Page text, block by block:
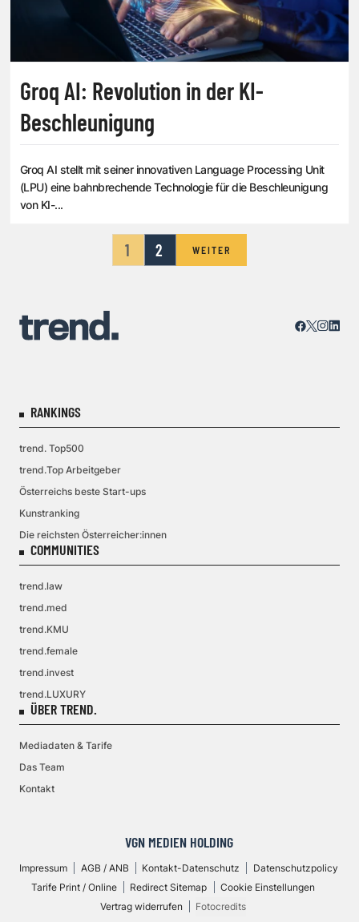
Groq AI: Revolution in der KI-
Beschleunigung
Groq AI stellt mit seiner innovativen Language Processing Unit
(LPU) eine bahnbrechende Technologie für die Beschleunigung
von KI-...
1 2 WEITER
RANKINGS
trend. Top500
trend.Top Arbeitgeber
Österreichs beste Start-ups
Kunstranking
Die reichsten Österreicher:innen
COMMUNITIES
trend.law
trend.med
trend.KMU
trend.female
trend.invest
trend.LUXURY
ÜBER TREND.
Mediadaten & Tarife
Das Team
Kontakt
VGN MEDIEN HOLDING
Impressum AGB / ANB Kontakt-Datenschutz
Datenschutzpolicy
Tarife Print / Online
Redirect Sitemap
Cookie Einstellungen
Vertrag widerrufen
Fotocredits